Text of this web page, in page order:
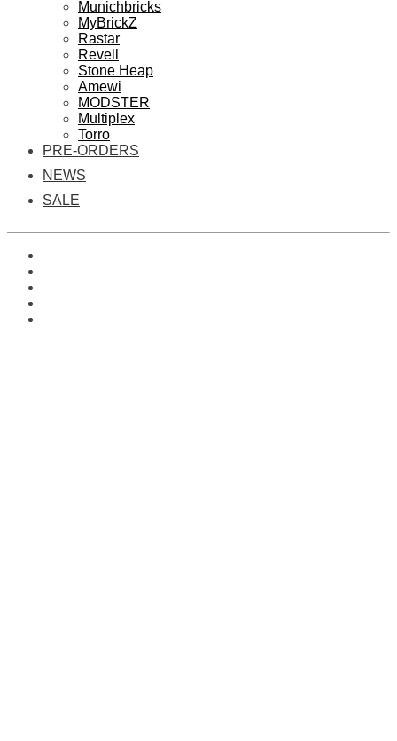
Munichbricks
MyBrickZ
Rastar
Revell
Stone Heap
Amewi
MODSTER
Multiplex
Torro
PRE-ORDERS
NEWS
SALE